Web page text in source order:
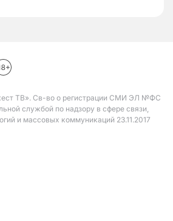
ТВ». Св-во о регистрации СМИ ЭЛ №ФС
службой по надзору в сфере связи,
и массовых коммуникаций 23.11.2017